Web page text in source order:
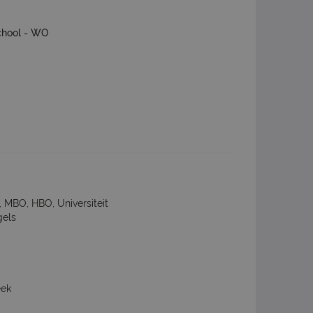
- WO
HBO, Universiteit